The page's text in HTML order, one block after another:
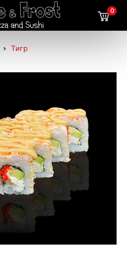
0
Тигр